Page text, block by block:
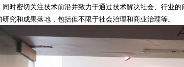
同时密切关注技术前沿并致力于通过技术解决社会、行业
究和成果落地，包括但不限于社会治理和商业治理等。